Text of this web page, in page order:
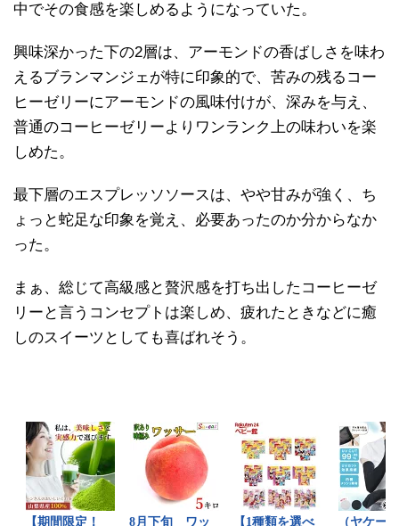
中でその食感を楽しめるようになっていた。
興味深かった下の2層は、アーモンドの香ばしさを味わ
えるブランマンジェが特に印象的で、苦みの残るコー
ヒーゼリーにアーモンドの風味付けが、深みを与え、
普通のコーヒーゼリーよりワンランク上の味わいを楽
しめた。
最下層のエスプレッソソースは、やや甘みが強く、ち
ょっと蛇足な印象を覚え、必要あったのか分からなか
った。
まぁ、総じて高級感と贅沢感を打ち出したコーヒーゼ
リーと言うコンセプトは楽しめ、疲れたときなどに癒
しのスイーツとしても喜ばれそう。